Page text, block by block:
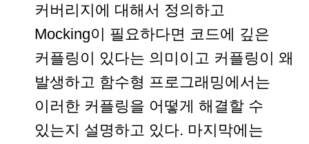
커버리지에 대해서 정의하고
Mocking이 필요하다면 코드에 깊은
커플링이 있다는 의미이고 커플링이 왜
발생하고 함수형 프로그래밍에서는
이러한 커플링을 어떻게 해결할 수
있는지 설명하고 있다. 마지막에는